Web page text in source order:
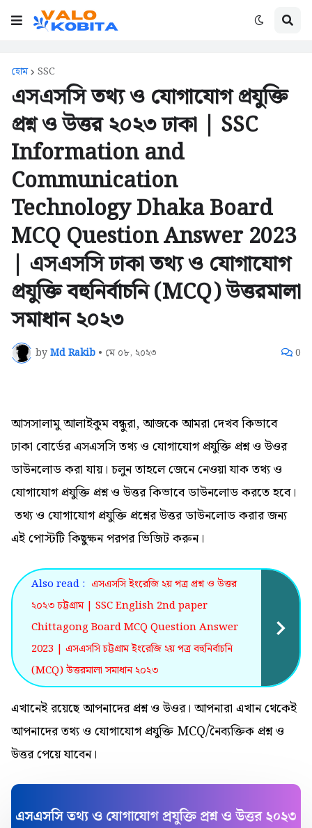
হোম SSC
এসএসসি তথ্য ও যোগাযোগ প্রযুক্তি
প্রশ্ন ও উত্তর ২০২৩ ঢাকা | SSC
Information and
Communication
Technology Dhaka Board
MCQ Question Answer 2023
| এসএসসি ঢাকা তথ্য ও যোগাযোগ
প্রযুক্তি বহুনির্বাচনি (MCQ) উত্তরমালা
সমাধান ২০২৩
byMd Rakib • মে ০৮, ২০২৩ 0
আসসালামু আলাইকুম বন্ধুরা, আজকে আমরা দেখব কিভাবে
ঢাকা বোর্ডের এসএসসি তথ্য ও যোগাযোগ প্রযুক্তি প্রশ্ন ও উওর
ডাউনলোড করা যায়। চলুন তাহলে জেনে নেওয়া যাক তথ্য ও
যোগাযোগ প্রযুক্তি প্রশ্ন ও উত্তর কিভাবে ডাউনলোড করতে হবে।
তথ্য ও যোগাযোগ প্রযুক্তি প্রশ্নের উত্তর ডাউনলোড করার জন্য
এই পোস্টটি কিছুক্ষন পরপর ভিজিট করুন।
Also read : এসএসসি ইংরেজি ২য় পত্র প্রশ্ন ও উত্তর
২০২৩ চট্টগ্রাম | SSC English 2nd paper
Chittagong Board MCQ Question Answer
2023 | এসএসসি চট্টগ্রাম ইংরেজি ২য় পত্র বহুনির্বাচনি
(MCQ) উত্তরমালা সমাধান ২০২৩
এখানেই রয়েছে আপনাদের প্রশ্ন ও উওর। আপনারা এখান থেকেই
আপনাদের তথ্য ও যোগাযোগ প্রযুক্তি MCQ/নৈব্যক্তিক প্রশ্ন ও
উত্তর পেয়ে যাবেন।